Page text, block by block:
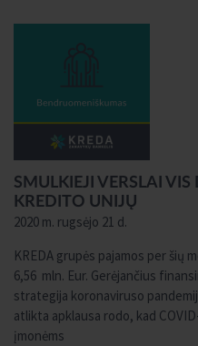
SMULKIEJI VERSLAI
KREDITO UNIJŲ
2020 m. rugsėjo 21 d.
KREDA grupės pajamos per šių
6,56 mln. Eur. Gerėjančius
strategija koronaviruso
atlikta apklausa rodo, kad
įmonėms